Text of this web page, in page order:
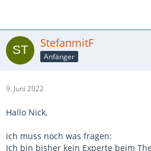
StefanmitF
Anfänger
9. Juni 2022
Hallo Nick,
ich muss noch was fragen:
Ich bin bisher kein Experte beim